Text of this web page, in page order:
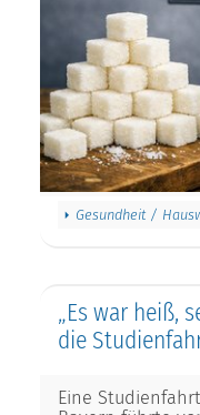
Gesundheit /
„Es war heiß,
die
Eine